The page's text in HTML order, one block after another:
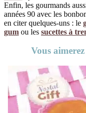
Enfin, les gourmands
années 90 avec les
en citer quelques-uns : le
gum ou les sucettes à
Vous aimerez